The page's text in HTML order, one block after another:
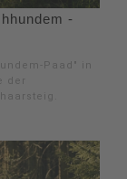
-
Paad" in
der